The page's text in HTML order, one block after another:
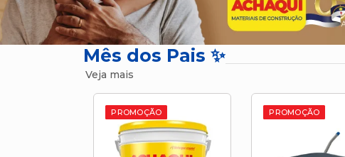
Mês dos Pais ✨
Veja mais
PROMOÇÃO PROMOÇÃO